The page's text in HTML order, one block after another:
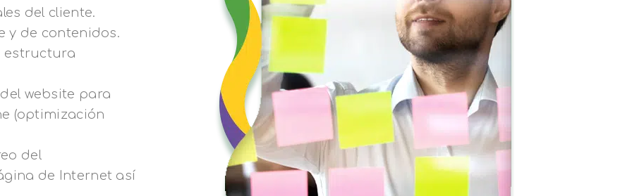
del cliente.
y de contenidos.
estructura
website para
(optimización
del
de Internet así